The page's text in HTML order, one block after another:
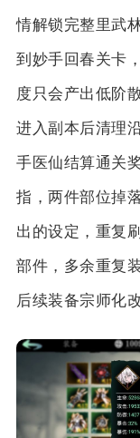
情解锁完整里武
到妙手回春关卡
度只会产出低阶
进入副本后清理
手医仙结算通关
指，两件部位掉
出的设定，重复
部件，多余重复
后续装备宗师化